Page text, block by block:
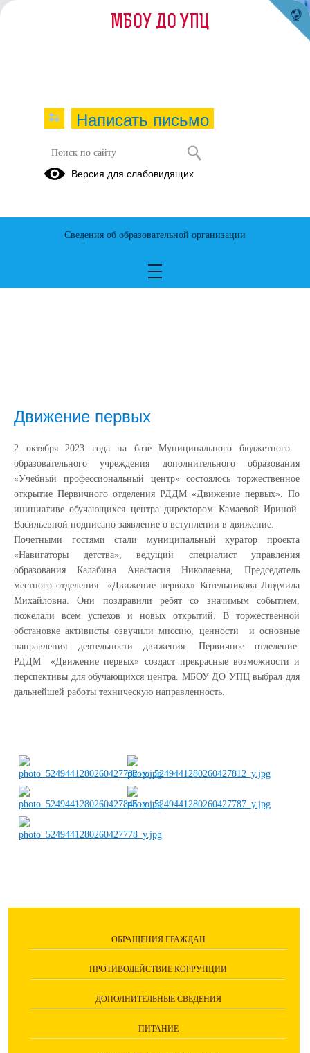
Движение первых
2 октября 2023 года на базе Муниципального бюджетного
образовательного учреждения дополнительного образования
«Учебный профессиональный центр» состоялось торжественное
открытие Первичного отделения РДДМ «Движение первых». По
инициативе обучающихся центра директором Камаевой Ириной
Васильевной подписано заявление о вступлении в движение.
Почетными гостями стали муниципальный куратор проекта
«Навигаторы детства», ведущий специалист управления
образования Калабина Анастасия Николаевна, Председатель
местного отделения «Движение первых» Котельникова Людмила
Михайловна. Они поздравили ребят со значимым событием,
пожелали всем успехов и новых открытий. В торжественной
обстановке активисты озвучили миссию, ценности и основные
направления деятельности движения. Первичное отделение
РДДМ «Движение первых» создаст прекрасные возможности и
перспективы для обучающихся центра. МБОУ ДО УПЦ выбрал для
дальнейшей работы техническую направленность.
ОБРАЩЕНИЯ ГРАЖДАН
ПРОТИВОДЕЙСТВИЕ КОРРУПЦИИ
ДОПОЛНИТЕЛЬНЫЕ СВЕДЕНИЯ
ПИТАНИЕ
МБОУ ДО УПЦ
Написать письмо
Версия для слабовидящих
Сведения об образовательной организации